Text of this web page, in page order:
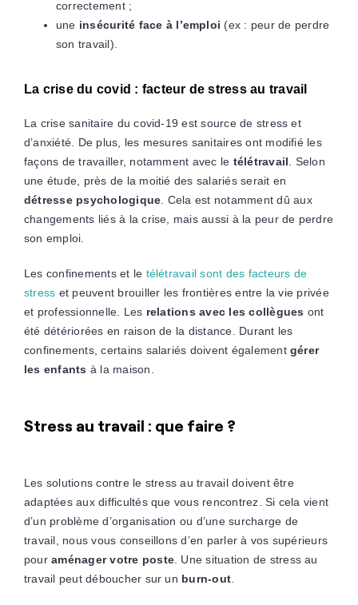
correctement ;
une insécurité face à l’emploi (ex : peur de perdre
son travail).
La crise du covid : facteur de stress au travail
La crise sanitaire du covid-19 est source de stress et
d’anxiété. De plus, les mesures sanitaires ont modifié les
façons de travailler, notamment avec le télétravail . Selon
une étude, près de la moitié des salariés serait en
détresse psychologique . Cela est notamment dû aux
changements liés à la crise, mais aussi à la peur de perdre
son emploi.
Les confinements et le télétravail sont des facteurs de
stress et peuvent brouiller les frontières entre la vie privée
et professionnelle. Les relations avec les collègues ont
été détériorées en raison de la distance. Durant les
confinements, certains salariés doivent également gérer
les enfants à la maison.
Stress au travail : que faire ?
Les solutions contre le stress au travail doivent être
adaptées aux difficultés que vous rencontrez. Si cela vient
d’un problème d’organisation ou d’une surcharge de
travail, nous vous conseillons d’en parler à vos supérieurs
pouraménager votre poste . Une situation de stress au
travail peut déboucher sur un burn-out